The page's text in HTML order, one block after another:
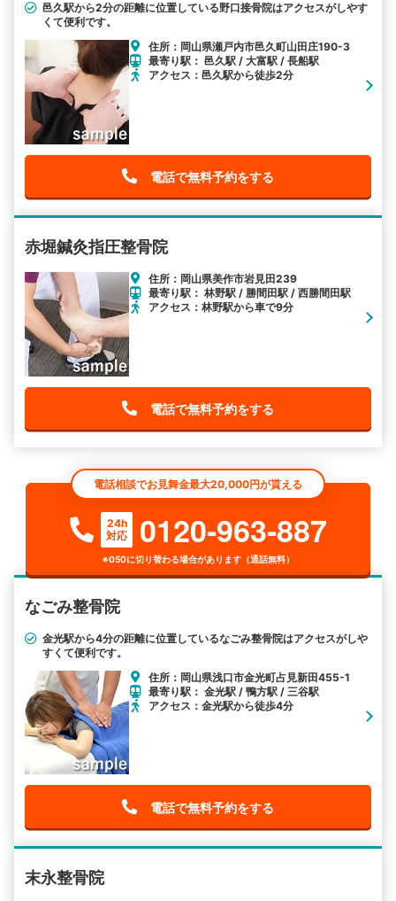
邑久駅から2分の距離に位置している野口接骨院はアクセスがしやす
くて便利です。
住所：岡山県瀬戸内市邑久町山田庄190-3
最寄り駅： 邑久駅 / 大富駅 / 長船駅
アクセス：邑久駅から徒歩2分
電話で無料予約をする
赤堀鍼灸指圧整骨院
住所：岡山県美作市岩見田239
最寄り駅： 林野駅 / 勝間田駅 / 西勝間田駅
アクセス：林野駅から車で9分
電話で無料予約をする
電話相談でお見舞金最大20,000円が貰える
24h
対応
0120-963-887
※050に切り替わる場合があります（通話無料）
なごみ整骨院
金光駅から4分の距離に位置しているなごみ整骨院はアクセスがしや
すくて便利です。
住所：岡山県浅口市金光町占見新田455-1
最寄り駅： 金光駅 / 鴨方駅 / 三谷駅
アクセス：金光駅から徒歩4分
電話で無料予約をする
末永整骨院